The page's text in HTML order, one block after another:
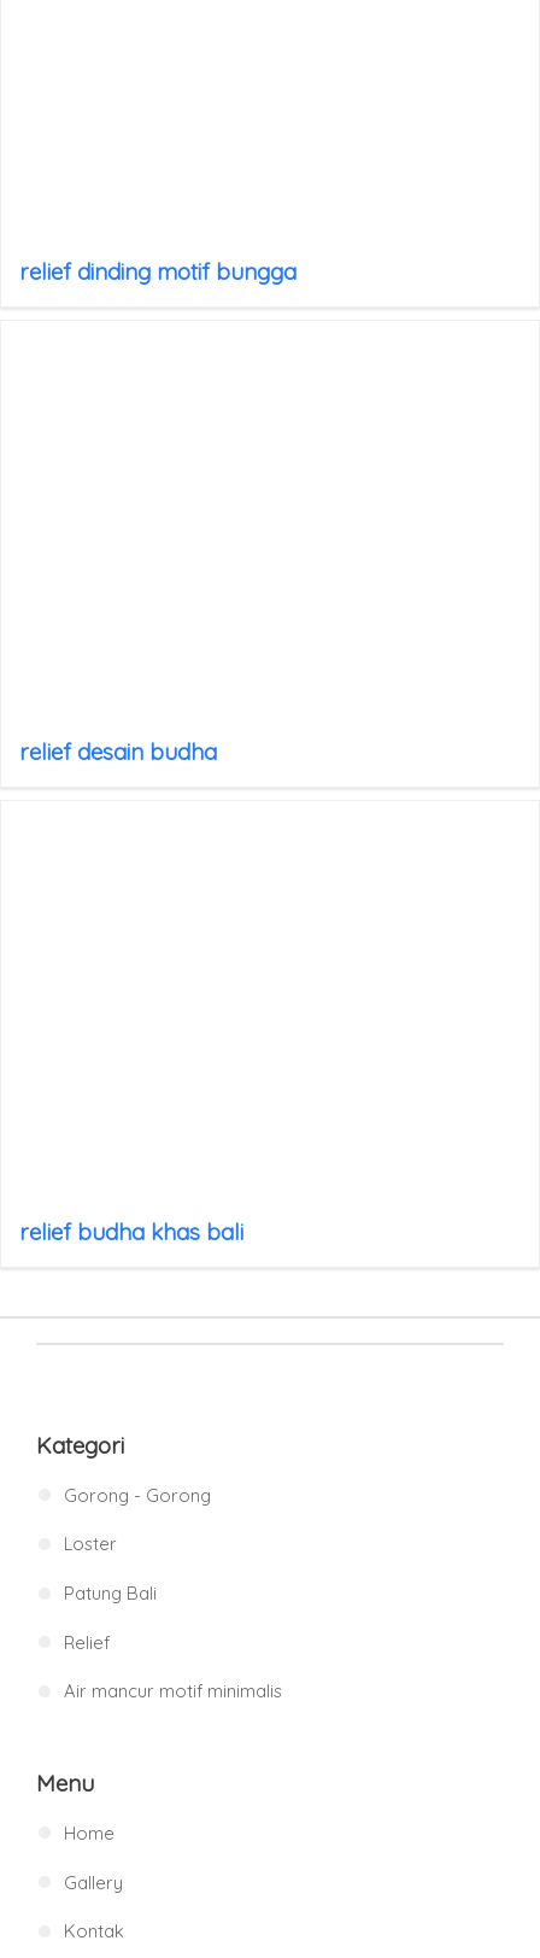
relief dinding motif bungga
relief desain budha
relief budha khas bali
Kategori
Gorong - Gorong
Loster
Patung Bali
Relief
Air mancur motif minimalis
Menu
Home
Gallery
Kontak